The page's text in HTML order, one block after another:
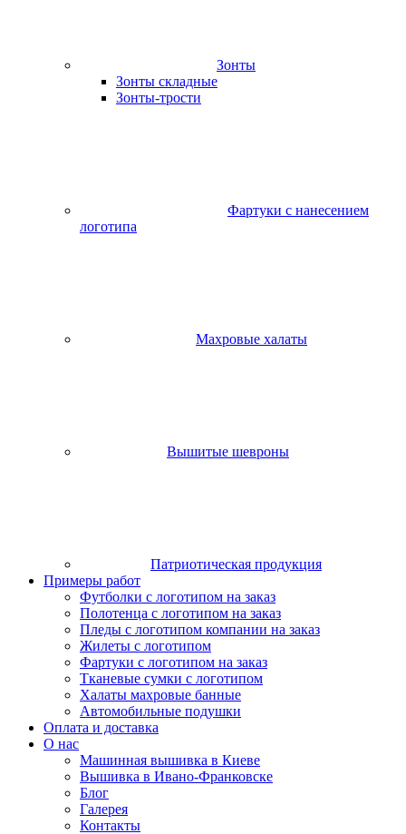
Зонты
Зонты складные
Зонты-трости
Фартуки с нанесением
логотипа
Махровые халаты
Вышитые шевроны
Патриотическая продукция
Примеры работ
Футболки с логотипом на заказ
Полотенца с логотипом на заказ
Пледы с логотипом компании на заказ
Жилеты с логотипом
Фартуки с логотипом на заказ
Тканевые сумки с логотипом
Халаты махровые банные
Автомобильные подушки
Оплата и доставка
О нас
Машинная вышивка в Киеве
Вышивка в Ивано-Франковске
Блог
Галерея
Контакты